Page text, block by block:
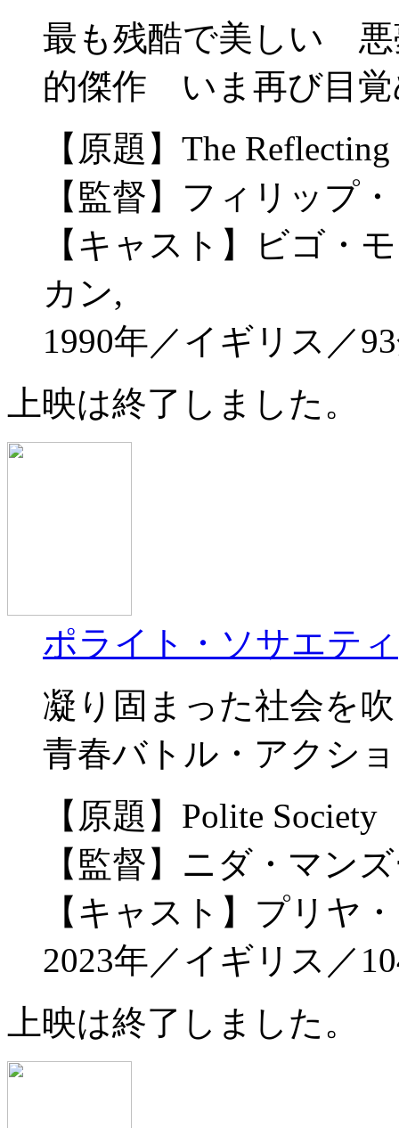
最も残酷で美しい 悪
的傑作 いま再び目覚
【原題】The
【監督】フィリップ
【キャスト】ビゴ・
カン,
1990年／イギリス／
上映は終了しました。
ポライト・ソサエティ
凝り固まった社会を
青春バトル・アクシ
【原題】Polite Society
【監督】ニダ・マン
【キャスト】プリヤ
2023年／イギリス／
上映は終了しました。